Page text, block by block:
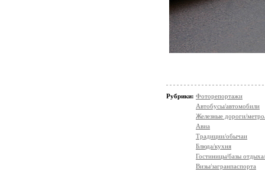
Рубрики: Фоторепортажи
Автобусы/автомобили
Железные дороги/
Авиа
Традиции/обычаи
Блюда/кухня
Гостиницы/базы
Визы/загранпаспорта